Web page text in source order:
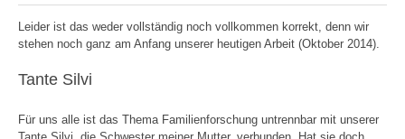
Leider ist das weder vollständig noch vollkommen korrekt, denn wir
stehen noch ganz am Anfang unserer heutigen Arbeit (Oktober 2014).
Tante Silvi
Für uns alle ist das Thema Familienforschung untrennbar mit unserer